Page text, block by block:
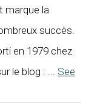
marque la
succès.
en 1979 chez
le blog :
See